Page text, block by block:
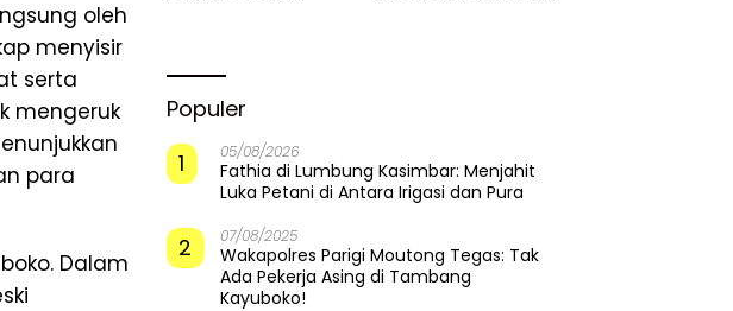
oleh
menyisir
serta
mengeruk
para
Dalam
Populer
1
05/08/2026
Fathia di Lumbung Kasimbar: Menjahit
Luka Petani di Antara Irigasi dan Pura
2 07/08/2025
Wakapolres Parigi Moutong Tegas: Tak
Ada Pekerja Asing di Tambang
Kayuboko!